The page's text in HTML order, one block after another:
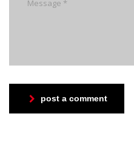
post a comment